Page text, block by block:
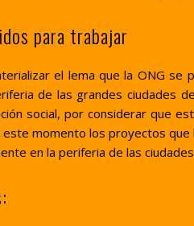
para trabajar
el lema que la ONG se
de las grandes ciudades
social, por considerar que
momento los proyectos que
en la periferia de las